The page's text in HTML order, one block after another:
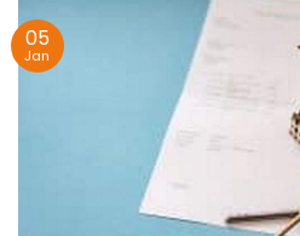
05
Jan